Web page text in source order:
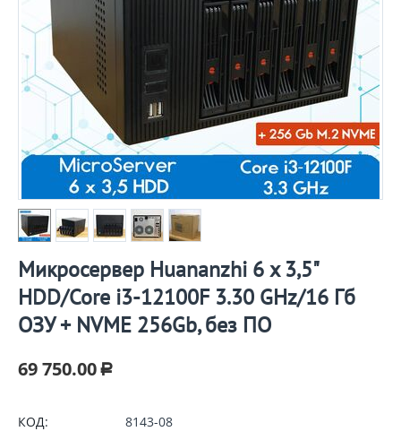
Микросервер Huananzhi 6 х 3,5"
HDD/Core i3-12100F 3.30 GHz/16 Гб
ОЗУ + NVME 256Gb, без ПО
69 750.00 Р
КОД:
8143-08